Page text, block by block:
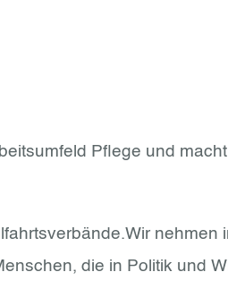
Pflege und
nehmen
die in Politik und